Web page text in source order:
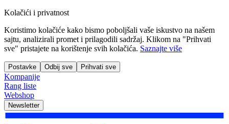
Kolačići i privatnost
Koristimo kolačiće kako bismo poboljšali vaše iskustvo na našem
sajtu, analizirali promet i prilagodili sadržaj. Klikom na "Prihvati
sve" pristajete na korištenje svih kolačića. Saznajte više
Postavke Odbij sve Prihvati sve
Kompanije
Rang liste
Webshop
Newsletter